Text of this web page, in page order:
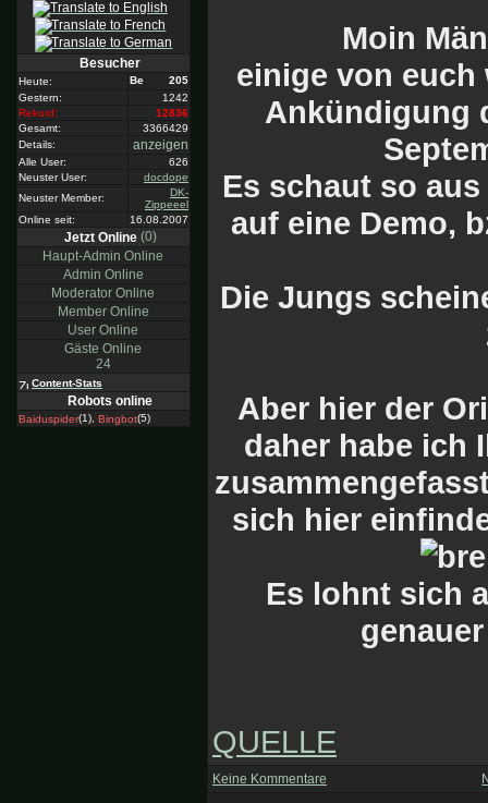
Besucher
Heute:
205
Gestern:
1242
Rekord:
12836
Gesamt:
3366429
Details:
anzeigen
Alle User:
626
Neuster User:
docdope
Neuster Member:
DK-
Zippeeel
Online seit:
16.08.2007
Jetzt Online (0)
Haupt-Admin Online
Admin Online
Moderator Online
Member Online
User Online
Gäste Online
24
Content-Stats
Robots online
Baiduspider(1), Bingbot(5)
Moin
einige von
Ankündigung
Es schaut so
auf eine Demo,
Die Jungs
Aber hier der
daher habe ich
sich hier
Es lohnt sich
QUELLE
Keine Kommentare